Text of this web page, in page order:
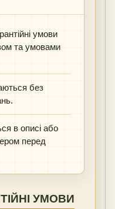
умови
та умовами
без
в описі або
перед
УМОВИ